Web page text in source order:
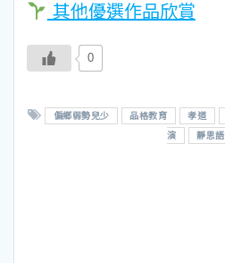
其他優選作品欣賞
0
偏鄉弱勢兒少 品格教育 孝道
演
靜思語